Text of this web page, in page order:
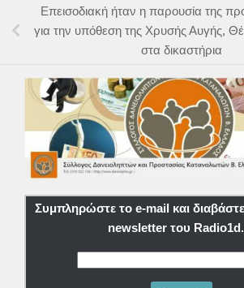
Επεισοδιακή ήταν η παρουσία της
για την υπόθεση της Χρυσής Αυγής,
στα δικαστήρια
Συμπληρώστε το e-mail και
newsletter του